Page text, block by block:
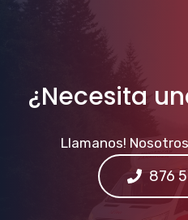
¿Necesita
Llamanos!
876